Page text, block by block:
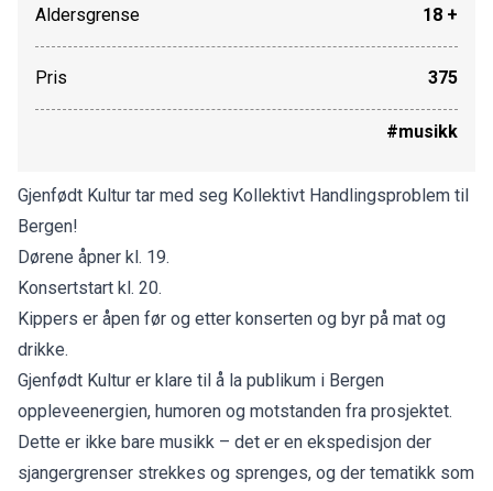
Aldersgrense 18 +
Pris 375
#musikk
Gjenfødt Kultur tar med seg Kollektivt Handlingsproblem til
Bergen!
Dørene åpner kl. 19.
Konsertstart kl. 20.
Kippers er åpen før og etter konserten og byr på mat og
drikke.
Gjenfødt Kultur er klare til å la publikum i Bergen
oppleveenergien, humoren og motstanden fra prosjektet.
Dette er ikke bare musikk – det er en ekspedisjon der
sjangergrenser strekkes og sprenges, og der tematikk som